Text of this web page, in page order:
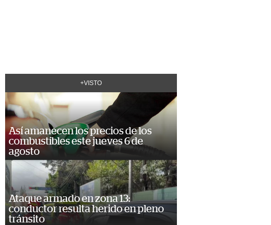
+VISTO
Así amanecen los precios de los
combustibles este jueves 6 de
agosto
Ataque armado en zona 13:
conductor resulta herido en pleno
tránsito